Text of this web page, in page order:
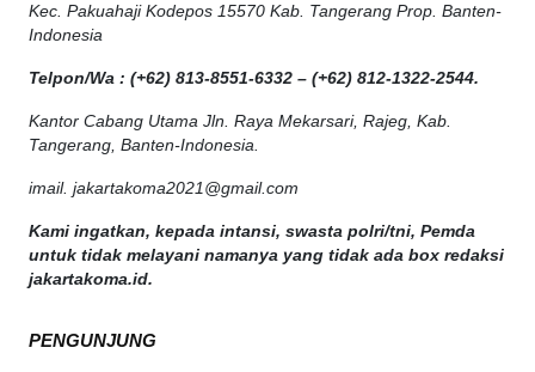
Kec. Pakuahaji Kodepos 15570 Kab. Tangerang Prop. Banten-
Indonesia
Telpon/Wa : (+62) 813-8551-6332 – (+62) 812-1322-2544.
Kantor Cabang Utama Jln. Raya Mekarsari, Rajeg, Kab.
Tangerang, Banten-Indonesia.
imail. jakartakoma2021@gmail.com
Kami ingatkan, kepada intansi, swasta polri/tni, Pemda
untuk tidak melayani namanya yang tidak ada box redaksi
jakartakoma.id.
PENGUNJUNG